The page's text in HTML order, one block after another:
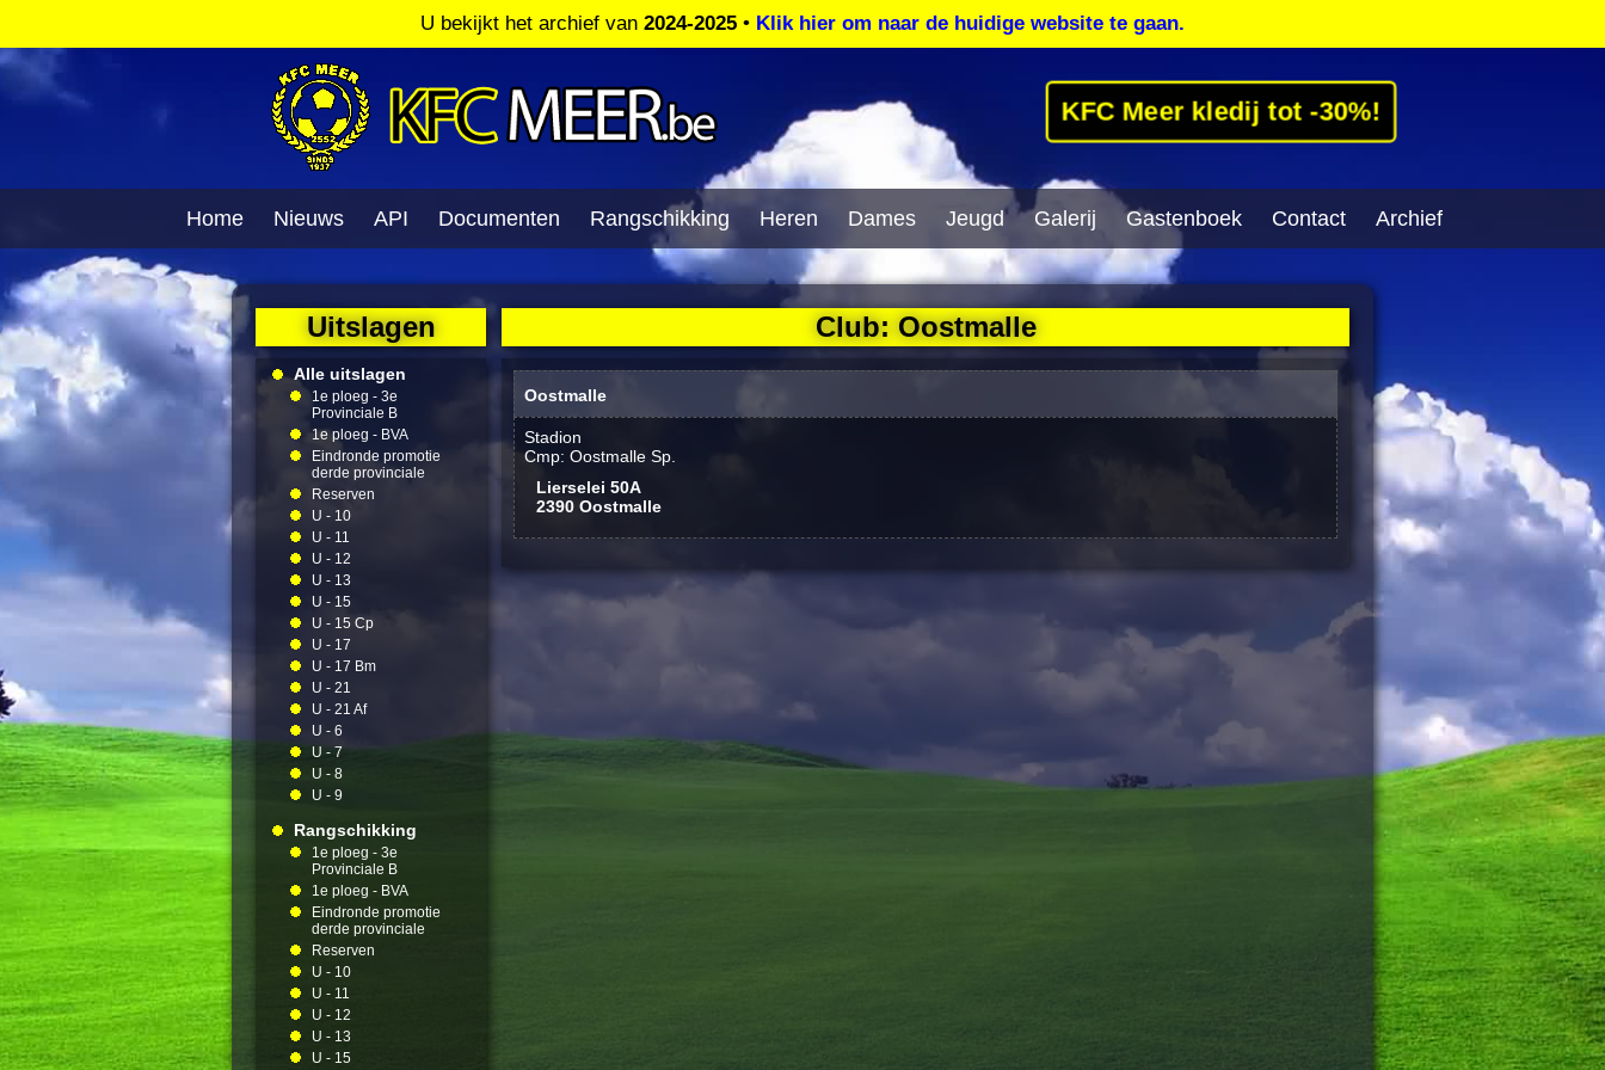
U bekijkt het archief van 2024-2025 • Klik hier om naar de huidige website te gaan.
KFC Meer kledij tot -30%!
Home Nieuws API Documenten Rangschikking Heren Dames Jeugd Galerij Gastenboek Contact Archief
Uitslagen
Alle uitslagen
1e ploeg - 3e
Provinciale B
1e ploeg - BVA
Eindronde promotie
derde provinciale
Reserven
U - 10
U - 11
U - 12
U - 13
U - 15
U - 15 Cp
U - 17
U - 17 Bm
U - 21
U - 21 Af
U - 6
U - 7
U - 8
U - 9
Rangschikking
1e ploeg - 3e
Provinciale B
1e ploeg - BVA
Eindronde promotie
derde provinciale
Reserven
U - 10
U - 11
U - 12
U - 13
U - 15
Club: Oostmalle
Oostmalle
Stadion
Cmp: Oostmalle Sp.
Lierselei 50A
2390 Oostmalle